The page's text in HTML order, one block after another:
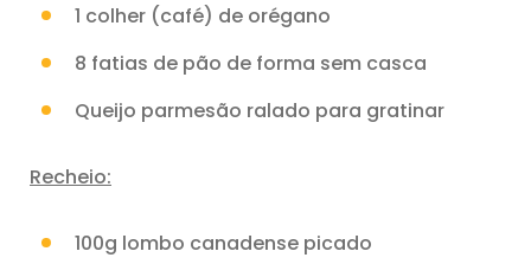
1 colher (café) de orégano
8 fatias de pão de forma sem casca
Queijo parmesão ralado para gratinar
Recheio:
100g lombo canadense picado